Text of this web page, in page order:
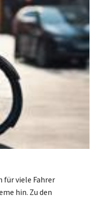
für viele Fahrer
hin. Zu den